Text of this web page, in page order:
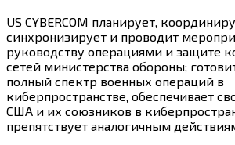
US CYBERCOM планирует,
синхронизирует и проводит
руководству операциями и защите
сетей министерства обороны;
полный спектр военных операций в
киберпространстве, обеспечивает
США и их союзников в
препятствует аналогичным